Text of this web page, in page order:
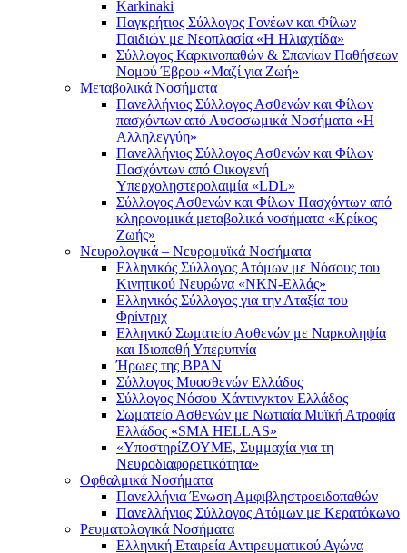
Karkinaki
Παγκρήτιος Σύλλογος Γονέων και Φίλων
Παιδιών με Νεοπλασία «Η Ηλιαχτίδα»
Σύλλογος Καρκινοπαθών & Σπανίων Παθήσεων
Νομού Έβρου «Μαζί για Ζωή»
Μεταβολικά Νοσήματα
Πανελλήνιος Σύλλογος Ασθενών και Φίλων
πασχόντων από Λυσοσωμικά Νοσήματα «Η
Αλληλεγγύη»
Πανελλήνιος Σύλλογος Ασθενών και Φίλων
Πασχόντων από Οικογενή
Υπερχοληστερολαιμία «LDL»
Σύλλογος Ασθενών και Φίλων Πασχόντων από
κληρονομικά μεταβολικά νοσήματα «Κρίκος
Ζωής»
Νευρολογικά – Νευρομυϊκά Νοσήματα
Ελληνικός Σύλλογος Ατόμων με Νόσους του
Κινητικού Νευρώνα «ΝΚΝ-Ελλάς»
Ελληνικός Σύλλογος για την Αταξία του
Φρίντριχ
Ελληνικό Σωματείο Ασθενών με Ναρκοληψία
και Ιδιοπαθή Υπερυπνία
Ήρωες της BPAN
Σύλλογος Μυασθενών Ελλάδος
Σύλλογος Νόσου Χάντινγκτον Ελλάδος
Σωματείο Ασθενών με Νωτιαία Μυϊκή Ατροφία
Ελλάδος «SMA HELLAS»
«ΥποστηρίΖΟΥΜΕ, Συμμαχία για τη
Νευροδιαφορετικότητα»
Οφθαλμικά Νοσήματα
Πανελλήνια Ένωση Αμφιβληστροειδοπαθών
Πανελλήνιος Σύλλογος Ατόμων με Κερατόκωνο
Ρευματολογικά Νοσήματα
Ελληνική Εταιρεία Αντιρευματικού Αγώνα